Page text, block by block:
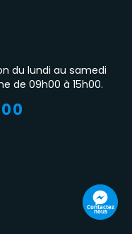
du lundi au samedi
de 09h00 à 15h00.
Contactez
nous